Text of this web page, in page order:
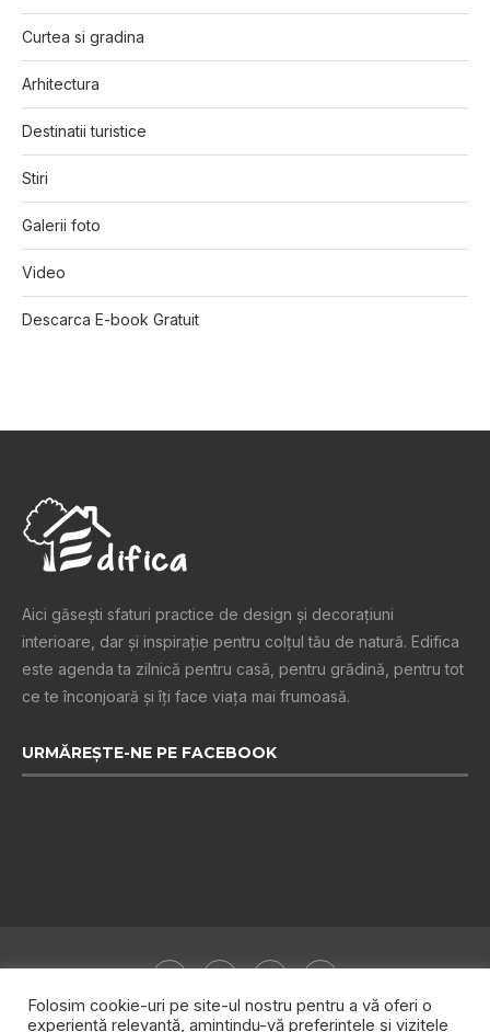
Curtea si gradina
Arhitectura
Destinatii turistice
Stiri
Galerii foto
Video
Descarca E-book Gratuit
Aici găsești sfaturi practice de design şi decoraţiuni
interioare, dar și inspiraţie pentru colţul tău de natură. Edifica
este agenda ta zilnică pentru casă, pentru grădină, pentru tot
ce te înconjoară şi îţi face viaţa mai frumoasă.
URMĂREȘTE-NE PE FACEBOOK
Folosim cookie-uri pe site-ul nostru pentru a vă oferi o
experiență relevantă, amintindu-vă preferințele și vizitele